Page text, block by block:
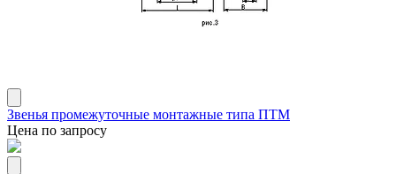
Звенья промежуточные монтажные типа ПТМ
Цена по запросу